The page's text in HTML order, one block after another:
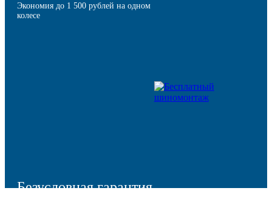
Экономия до 1 500 рублей на одном
колесе
Безусловная гарантия